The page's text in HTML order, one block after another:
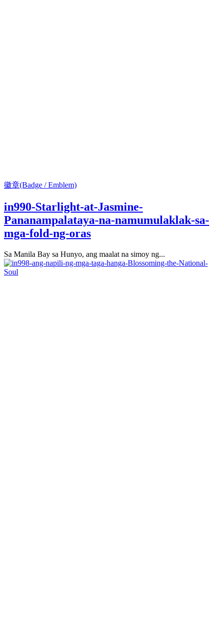
徽章(Badge / Emblem)
in990-Starlight-at-Jasmine-
Pananampalataya-na-namumulaklak-sa-
mga-fold-ng-oras
Sa Manila Bay sa Hunyo, ang maalat na simoy ng...